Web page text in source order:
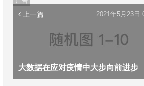
上一篇
大数据在应对疫情中大步向前进步
2021年5月23日